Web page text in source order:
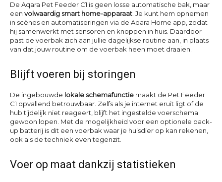
De Aqara Pet Feeder C1 is geen losse automatische bak, maar
een volwaardig smart home-apparaat . Je kunt hem opnemen
in scènes en automatiseringen via de Aqara Home app, zodat
hij samenwerkt met sensoren en knoppen in huis. Daardoor
past de voerbak zich aan jullie dagelijkse routine aan, in plaats
van dat jouw routine om de voerbak heen moet draaien.
Blijft voeren bij storingen
De ingebouwde lokale schemafunctie maakt de Pet Feeder
C1 opvallend betrouwbaar. Zelfs als je internet eruit ligt of de
hub tijdelijk niet reageert, blijft het ingestelde voerschema
gewoon lopen. Met de mogelijkheid voor een optionele back-
up batterij is dit een voerbak waar je huisdier op kan rekenen,
ook als de techniek even tegenzit.
Voer op maat dankzij statistieken